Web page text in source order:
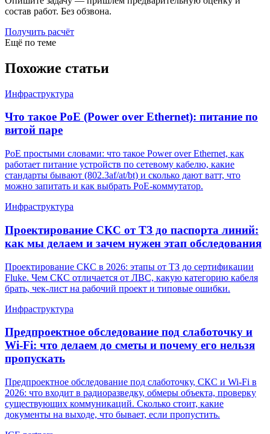
состав работ. Без обзвона.
Получить расчёт
Ещё по теме
Похожие статьи
Инфраструктура
Что такое PoE (Power over Ethernet): питание по
витой паре
PoE простыми словами: что такое Power over Ethernet, как
работает питание устройств по сетевому кабелю, какие
стандарты бывают (802.3af/at/bt) и сколько дают ватт, что
можно запитать и как выбрать PoE-коммутатор.
Инфраструктура
Проектирование СКС от ТЗ до паспорта линий:
как мы делаем и зачем нужен этап обследования
Проектирование СКС в 2026: этапы от ТЗ до сертификации
Fluke. Чем СКС отличается от ЛВС, какую категорию кабеля
брать, чек-лист на рабочий проект и типовые ошибки.
Инфраструктура
Предпроектное обследование под слаботочку и
Wi-Fi: что делаем до сметы и почему его нельзя
пропускать
Предпроектное обследование под слаботочку, СКС и Wi-Fi в
2026: что входит в радиоразведку, обмеры объекта, проверку
существующих коммуникаций. Сколько стоит, какие
документы на выходе, что бывает, если пропустить.